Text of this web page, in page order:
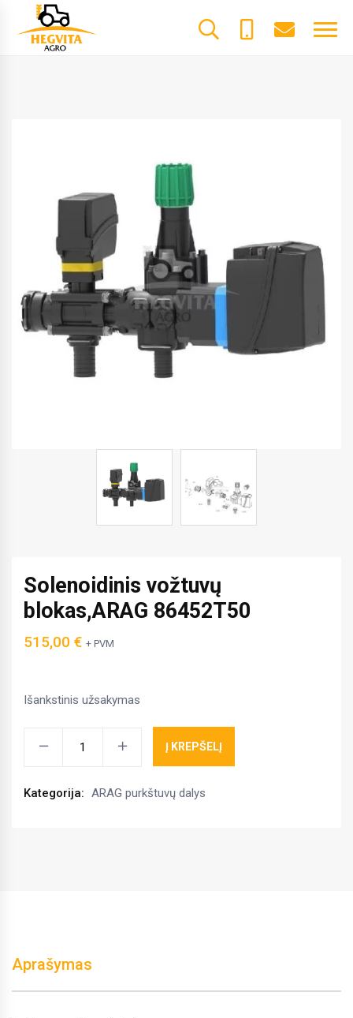
Solenoidinis vožtuvų
blokas,ARAG 86452T50
515,00 € + PVM
Išankstinis užsakymas
86452T50
Į KREPŠELĮ
Kategorija: ARAG purkštuvų dalys
Aprašymas